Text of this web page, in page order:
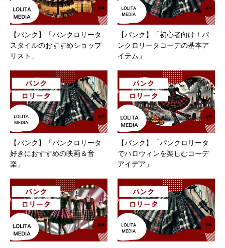
【パンク】「パンクロリータ
スタイルのおすすめショップ
リスト」
【パンク】「初心者向け！パ
ンクロリータコーデの基本ア
イテム」
【パンク】「パンクロリータ
好きにおすすめの映画＆音
楽」
【パンク】「パンクロリータ
でハロウィンを楽しむコーデ
アイデア」